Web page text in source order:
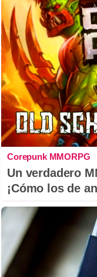
Corepunk MMORPG
Un verdadero
¡Cómo los de